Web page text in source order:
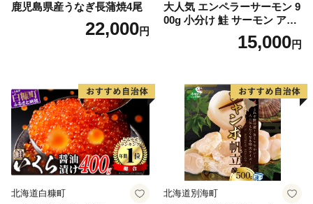
鹿児島県産うなぎ長蒲焼4尾
22,000円
大人気 エンペラーサーモン 9
00g 小分け 鮭 サーモン アト
ランティックサーモン 水産
庁長官賞 受賞 さけ シャケ し
満足 美味しい 贈答 生食用 刺
身 お刺身 刺し身 魚介類 海鮮
冷凍 厚切り 薄切り ふるさと
納税 ふるさとチョイス チョ
イス 北海道 白糠町
15,000円
北海道白糠町 北海道別海町